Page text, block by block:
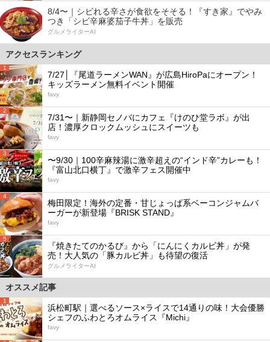
8/4〜｜シビれる辛さが食欲をそそる！『すき家』でやみ
つき「シビ辛麻婆茄子牛丼」を販売
グルメライターAI
アクセスランキング
1
7/27│『尾道ラーメンWAN』が広島HiroPaにオープン！
キッズラーメン無料イベント開催
favy
2
7/31〜｜新静岡セノバにカフェ『けのひ堂ラボ』が出
店！濃厚クロックムッシュにスイーツも
favy
3
〜9/30｜100辛麻辣湯に激辛超えの“インド辛”カレーも！
『富山北口横丁』で激辛フェス開催中
favy
4
梅田限定！海外の定番・甘じょっぱ系ベーコンジャムバ
ーガーが新登場『BRISK STAND』
favy
5
『焼きたてのかるび』から「にんにくカルビ丼」が発
売！大人気の「豚カルビ丼」も待望の復活
グルメライターAI
オススメ記事
1
浜松町駅｜選べるソース×ライスで14通りの味！大会優勝
シェフのふわとろオムライス『Michi』
favy